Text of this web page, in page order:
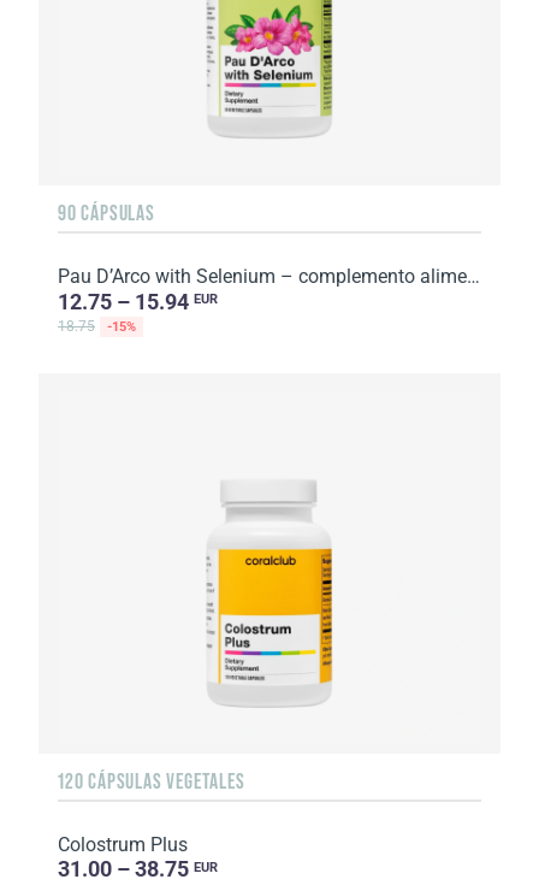
90 CÁPSULAS
Pau D’Arco with Selenium – complemento alimenticio. Peso neto: 64 g.
12.75 – 15.94 EUR
18.75 -15%
120 CÁPSULAS VEGETALES
Colostrum Plus
31.00 – 38.75 EUR